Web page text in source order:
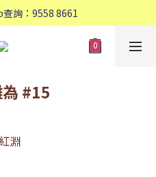
詢：9558 8661
詢：9558 8661
，🚚免運費❤️
#15
淵